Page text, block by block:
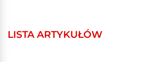
LISTA ARTYKUŁÓW